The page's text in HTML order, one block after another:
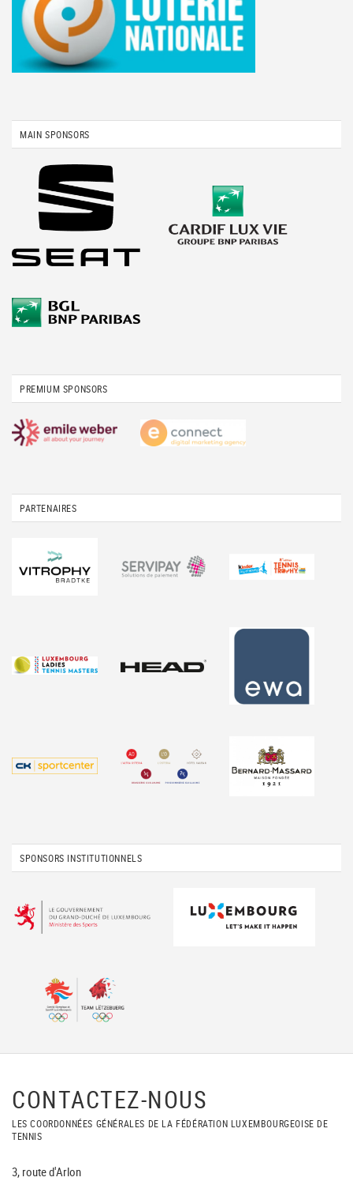
MAIN SPONSORS
PREMIUM SPONSORS
PARTENAIRES
SPONSORS INSTITUTIONNELS
CONTACTEZ-NOUS
LES COORDONNÉES GÉNÉRALES DE LA FÉDÉRATION LUXEMBOURGEOISE DE
TENNIS
3, route d'Arlon